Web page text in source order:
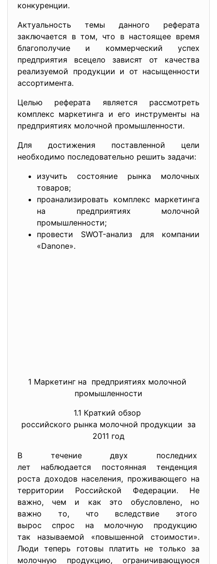
конкуренции.
Актуальность темы данного реферата
заключается в том, что в настоящее время
благополучие и коммерческий успех
предприятия всецело зависят от качества
реализуемой продукции и от насыщенности
ассортимента.
Целью реферата является рассмотреть
комплекс маркетинга и его инструменты на
предприятиях молочной промышленности.
Для достижения поставленной цели
необходимо последовательно решить задачи:
изучить состояние рынка молочных
товаров;
проанализировать комплекс маркетинга
на предприятиях молочной
промышленности;
провести SWOT-анализ для компании
«Danone».
1 Маркетинг на предприятиях молочной
промышленности
1.1 Краткий обзор
российского рынка молочной продукции за
2011 год
В течение двух последних
лет наблюдается постоянная тенденция
роста доходов населения, проживающего на
территории Российской Федерации. Не
важно, чем и как это обусловлено, но
важно то, что вследствие этого
вырос спрос на молочную продукцию
так называемой «повышенной стоимости».
Люди теперь готовы платить не только за
молочную продукцию, ограничивающуюся